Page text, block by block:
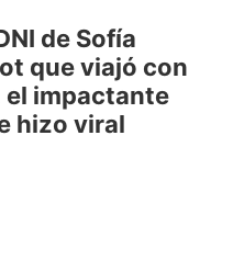
de Sofía
que viajó con
impactante
hizo viral